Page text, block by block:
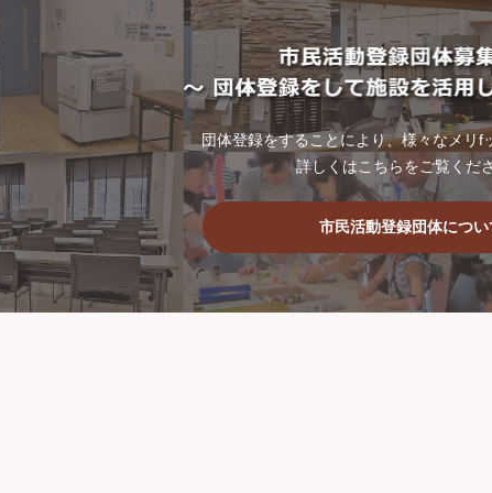
団体登録をすることにより、様々なメリf
詳しくはこちらをご覧くださ
市民活動登録団体につい